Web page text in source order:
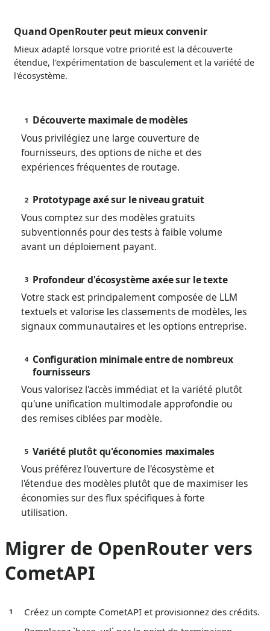
Quand OpenRouter peut mieux convenir
Mieux adapté lorsque votre priorité est la découverte
étendue, l'expérimentation de basculement et la variété de
l'écosystème.
1 Découverte maximale de modèles
Vous privilégiez une large couverture de
fournisseurs, des options de niche et des
expériences fréquentes de routage.
2 Prototypage axé sur le niveau gratuit
Vous comptez sur des modèles gratuits
subventionnés pour des tests à faible volume
avant un déploiement payant.
3 Profondeur d'écosystème axée sur le texte
Votre stack est principalement composée de LLM
textuels et valorise les classements de modèles, les
signaux communautaires et les options entreprise.
4 Configuration minimale entre de nombreux
fournisseurs
Vous valorisez l'accès immédiat et la variété plutôt
qu'une unification multimodale approfondie ou
des remises ciblées par modèle.
5 Variété plutôt qu'économies maximales
Vous préférez l'ouverture de l'écosystème et
l'étendue des modèles plutôt que de maximiser les
économies sur des flux spécifiques à forte
utilisation.
Migrer de OpenRouter vers
CometAPI
1
Créez un compte CometAPI et provisionnez des crédits.